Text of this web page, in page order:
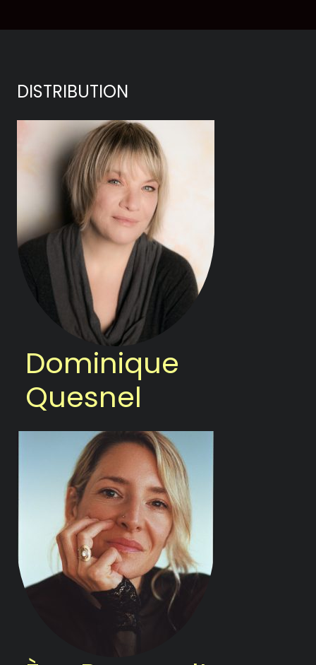
DISTRIBUTION
Dominique
Quesnel